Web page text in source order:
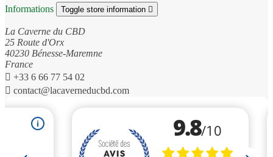
Informations Toggle store information 
La Caverne du CBD
25 Route d'Orx
40230 Bénesse-Maremne
France
 +33 6 66 77 54 02
 contact@lacaverneducbd.com